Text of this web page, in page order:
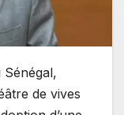
Sénégal,
de vives